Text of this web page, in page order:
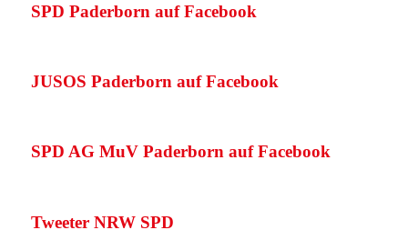
SPD Paderborn auf Facebook
JUSOS Paderborn auf Facebook
SPD AG MuV Paderborn auf Facebook
Tweeter NRW SPD